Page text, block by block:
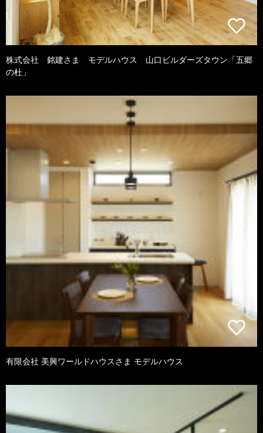
株式会社 銘建さま モデルハウス 山口ビルダーズタウン「五郷
の杜」
有限会社 美興ワールドハウスさま モデルハウス